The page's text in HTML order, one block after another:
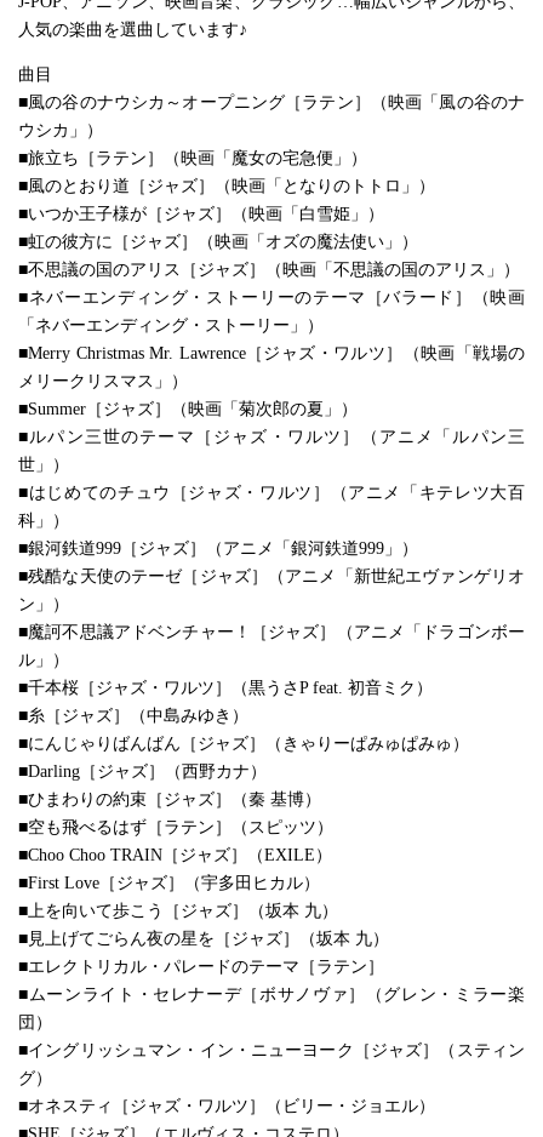
人気の楽曲を選曲しています♪
曲目
■風の谷のナウシカ～オープニング［ラテン］（映画「風の谷のナ
ウシカ」）
■旅立ち［ラテン］（映画「魔女の宅急便」）
■風のとおり道［ジャズ］（映画「となりのトトロ」）
■いつか王子様が［ジャズ］（映画「白雪姫」）
■虹の彼方に［ジャズ］（映画「オズの魔法使い」）
■不思議の国のアリス［ジャズ］（映画「不思議の国のアリス」）
■ネバーエンディング・ストーリーのテーマ［バラード］（映画
「ネバーエンディング・ストーリー」）
■Merry Christmas Mr. Lawrence［ジャズ・ワルツ］（映画「戦場の
メリークリスマス」）
■Summer［ジャズ］（映画「菊次郎の夏」）
■ルパン三世のテーマ［ジャズ・ワルツ］（アニメ「ルパン三
世」）
■はじめてのチュウ［ジャズ・ワルツ］（アニメ「キテレツ大百
科」）
■銀河鉄道999［ジャズ］（アニメ「銀河鉄道999」）
■残酷な天使のテーゼ［ジャズ］（アニメ「新世紀エヴァンゲリオ
ン」）
■魔訶不思議アドベンチャー！［ジャズ］（アニメ「ドラゴンボー
ル」）
■千本桜［ジャズ・ワルツ］（黒うさP feat. 初音ミク）
■糸［ジャズ］（中島みゆき）
■にんじゃりばんばん［ジャズ］（きゃりーぱみゅぱみゅ）
■Darling［ジャズ］（西野カナ）
■ひまわりの約束［ジャズ］（秦 基博）
■空も飛べるはず［ラテン］（スピッツ）
■Choo Choo TRAIN［ジャズ］（EXILE）
■First Love［ジャズ］（宇多田ヒカル）
■上を向いて歩こう［ジャズ］（坂本 九）
■見上げてごらん夜の星を［ジャズ］（坂本 九）
■エレクトリカル・パレードのテーマ［ラテン］
■ムーンライト・セレナーデ［ボサノヴァ］（グレン・ミラー楽
団）
■イングリッシュマン・イン・ニューヨーク［ジャズ］（スティン
グ）
■オネスティ［ジャズ・ワルツ］（ビリー・ジョエル）